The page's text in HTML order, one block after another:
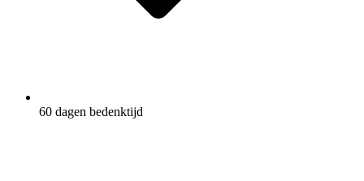
60 dagen bedenktijd